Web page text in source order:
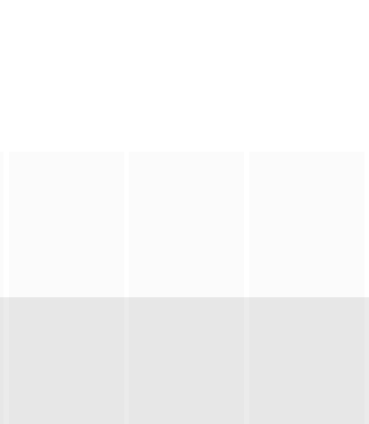
，为高利贷受害者
特·达蒙 饰）的故事，以及他在特洛伊战争后10年的